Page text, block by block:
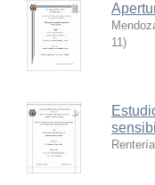
11)